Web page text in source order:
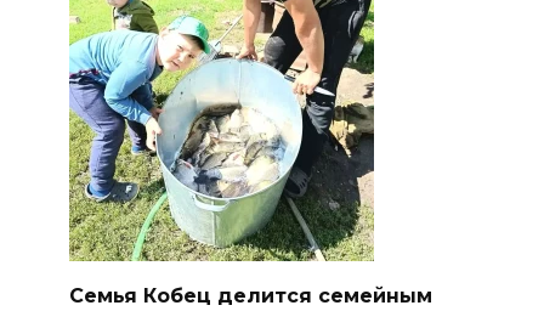
Семья Кобец делится семейным